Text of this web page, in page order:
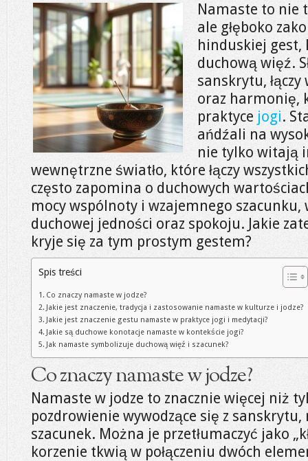
Namaste to nie
ale głęboko
hinduskiej gest,
duchową więź.
sanskrytu,
oraz harmonię,
praktyce jogi.
ańdźali na
nie tylko witają
wewnętrzne światło, które łączy
często zapomina o duchowych
mocy wspólnoty i wzajemnego
duchowej jedności oraz spokoju. Jakie
kryje się za tym prostym gestem?
Spis treści
Co znaczy namaste w jodze?
Jakie jest znaczenie, tradycja i zastosowanie namaste w kulturze i jodze?
Jakie jest znaczenie gestu namaste w praktyce jogi i medytacji?
Jakie są duchowe konotacje namaste w kontekście jogi?
Jak namaste symbolizuje duchową więź i szacunek?
Co znaczy namaste w jodze?
Namaste w jodze to znacznie więcej niż
pozdrowienie wywodzące się z sanskrytu,
szacunek. Można je przetłumaczyć jako
korzenie tkwią w połączeniu dwóch